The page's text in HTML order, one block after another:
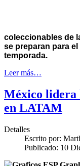
coleccionables de
se preparan para
temporada.
Leer más…
México
en LATAM
Detalles
Escrito por:
Publicado: 10